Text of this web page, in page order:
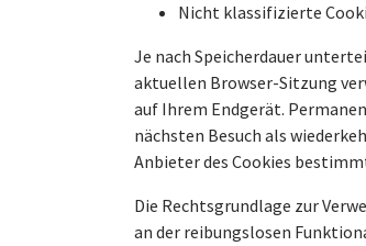
Nicht klassifizierte
Je nach Speicherdauer
aktuellen Browser-Sitzung
auf Ihrem Endgerät.
nächsten Besuch als
Anbieter des Cookies
Die Rechtsgrundlage zur
an der reibungslosen